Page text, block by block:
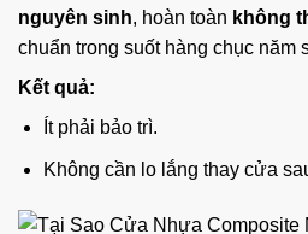
nguyên sinh, hoàn toàn không
chuẩn trong suốt hàng chục năm
Kết quả:
Ít phải bảo trì.
Không cần lo lắng thay cửa